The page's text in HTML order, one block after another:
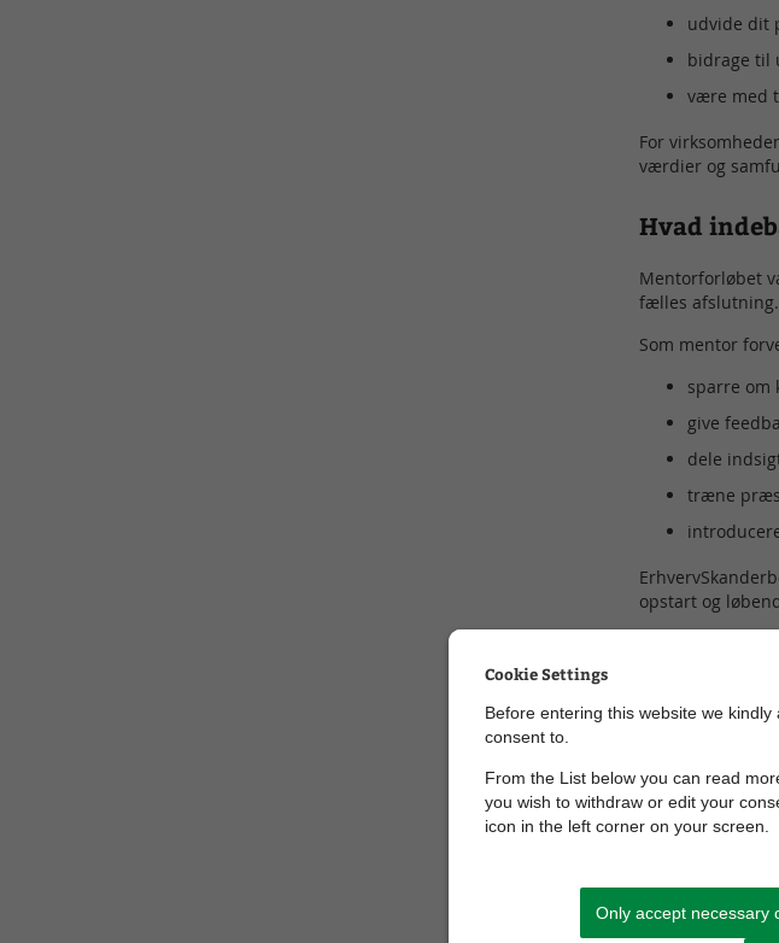
udvide dit
bidrage til
være med
For
værdier og
Hvad
Mentorforløbet
fælles afslutning.
Som mentor
sparre om
give
dele
træne
opstart og
Erhvervsmentor
en fast og
klare
Cookie Settings
Before entering this website we
consent to.
From the List below you can read
you wish to withdraw or edit your
icon in the left corner on your screen.
Only accept necessary